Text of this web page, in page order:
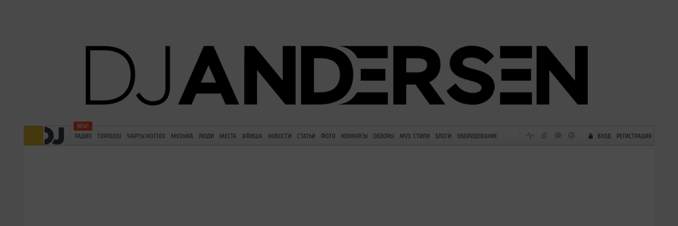
РАДИО TOP100DJ ЧАРТЫ HOT100 МУЗЫКА ЛЮДИ МЕСТА АФИША НОВОСТИ СТАТЬИ ФОТО КОНКУРСЫ ОБЗОРЫ МУЗ. СТИЛИ БЛОГИ ОБОРУДОВАНИЕ ВХОД РЕГИСТРАЦИЯ